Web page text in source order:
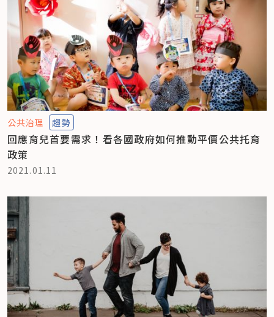
公共治理 趨勢
回應育兒首要需求！看各國政府如何推動平價公共托育
政策
2021.01.11